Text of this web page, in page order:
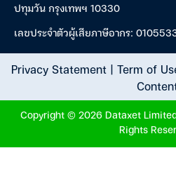
ปทุมวัน กรุงเทพฯ 10330
เลขประจำตัวผู้เสียภาษีอากร:
Privacy Statement| Term of
Copyright © 2026 Dataxet
Rights